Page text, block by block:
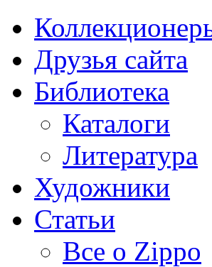
Друзья сайта
Библиотека
Каталоги
Литература
Художники
Статьи
Все о Zippo